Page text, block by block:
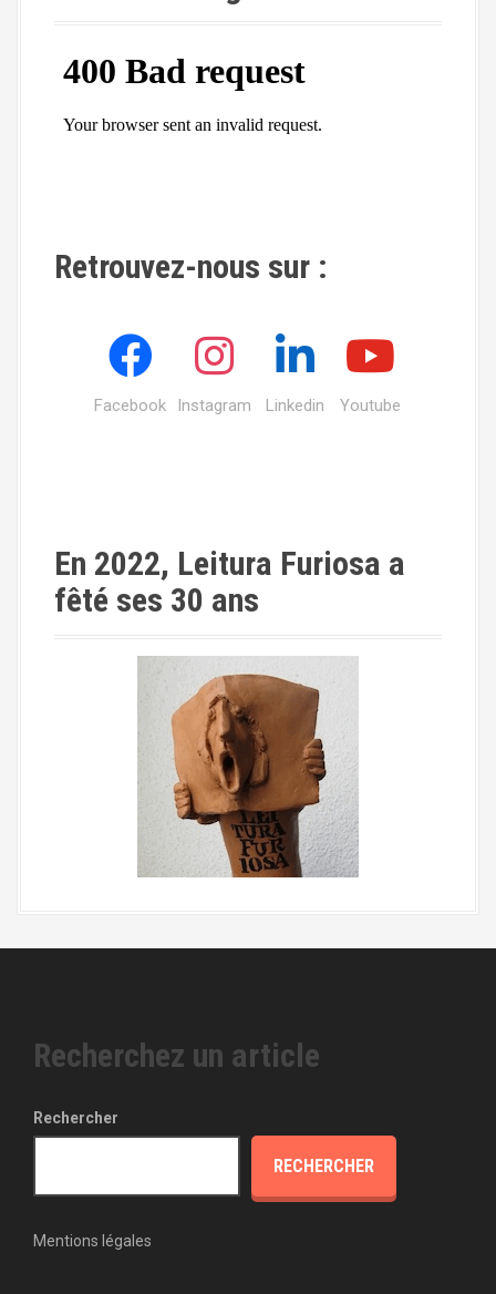
Retrouvez-nous sur :
Facebook Instagram Linkedin Youtube
En 2022, Leitura Furiosa a
fêté ses 30 ans
Recherchez un article
Rechercher
RECHERCHER
Mentions légales